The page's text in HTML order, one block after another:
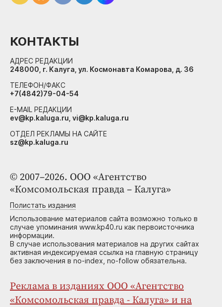
© 2007–2026. ООО «Агентство
«Комсомольская правда – Калуга»
Полистать издания
Использование материалов сайта возможно только в
случае упоминания www.kp40.ru как первоисточника
информации.
В случае использования материалов на других сайтах
активная индексируемая ссылка на главную страницу
без заключения в no-index, no-follow обязательна.
Реклама в изданиях ООО «Агентство
«Комсомольская правда - Калуга» и на
КОНТАКТЫ
АДРЕС РЕДАКЦИИ
248000, г. Калуга, ул. Космонавта Комарова, д. 36
ТЕЛЕФОН/ФАКС
+7(4842)79-04-54
E-MAIL РЕДАКЦИИ
ev@kp.kaluga.ru, vi@kp.kaluga.ru
ОТДЕЛ РЕКЛАМЫ НА САЙТЕ
sz@kp.kaluga.ru